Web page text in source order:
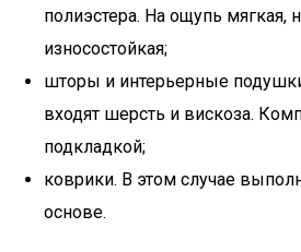
полиэстера. На ощупь мягкая,
износостойкая;
шторы и интерьерные
входят шерсть и вискоза.
подкладкой;
коврики. В этом случае
основе.